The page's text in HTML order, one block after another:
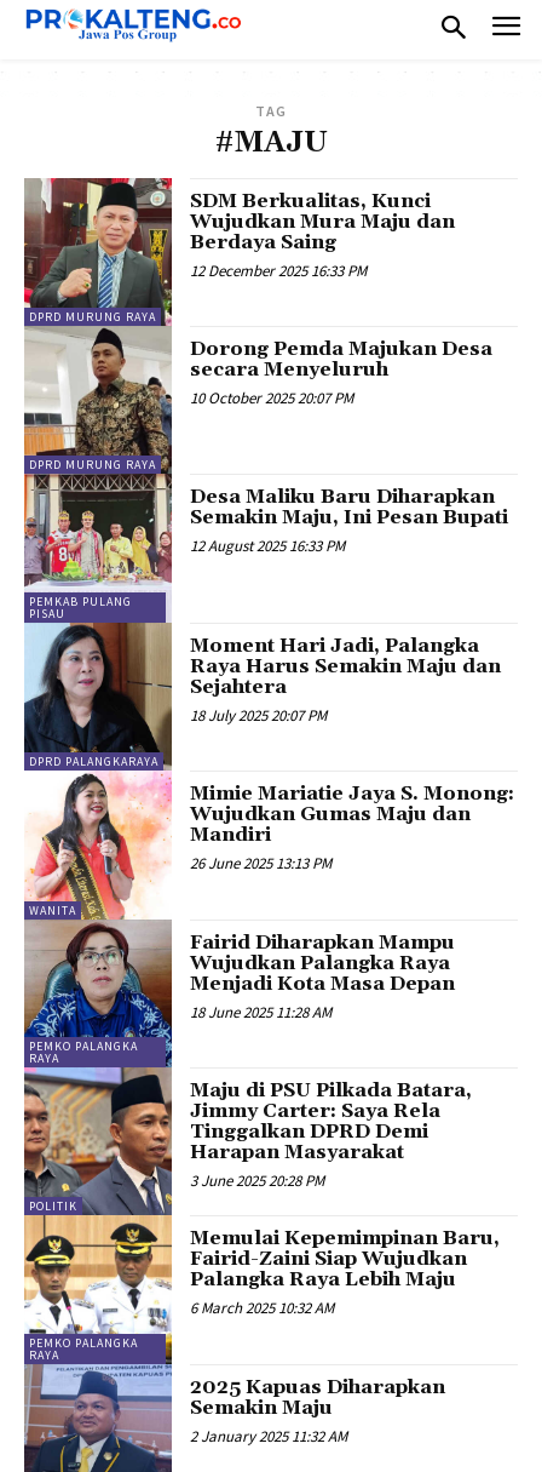
TAG
#MAJU
DPRD MURUNG RAYA
SDM Berkualitas, Kunci
Wujudkan Mura Maju dan
Berdaya Saing
12 December 2025 16:33 PM
DPRD MURUNG RAYA
Dorong Pemda Majukan Desa
secara Menyeluruh
10 October 2025 20:07 PM
PEMKAB PULANG
PISAU
Desa Maliku Baru Diharapkan
Semakin Maju, Ini Pesan Bupati
12 August 2025 16:33 PM
DPRD PALANGKARAYA
Moment Hari Jadi, Palangka
Raya Harus Semakin Maju dan
Sejahtera
18 July 2025 20:07 PM
WANITA
Mimie Mariatie Jaya S. Monong:
Wujudkan Gumas Maju dan
Mandiri
26 June 2025 13:13 PM
PEMKO PALANGKA
RAYA
Fairid Diharapkan Mampu
Wujudkan Palangka Raya
Menjadi Kota Masa Depan
18 June 2025 11:28 AM
POLITIK
Maju di PSU Pilkada Batara,
Jimmy Carter: Saya Rela
Tinggalkan DPRD Demi
Harapan Masyarakat
3 June 2025 20:28 PM
PEMKO PALANGKA
RAYA
Memulai Kepemimpinan Baru,
Fairid-Zaini Siap Wujudkan
Palangka Raya Lebih Maju
6 March 2025 10:32 AM
2025 Kapuas Diharapkan
Semakin Maju
2 January 2025 11:32 AM